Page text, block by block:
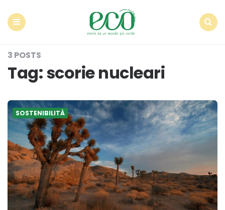
3 POSTS
Tag:scorie nucleari
SOSTENIBILITÀ